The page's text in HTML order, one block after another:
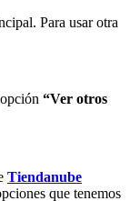
Para usar otra
“Ver otros
Tiendanube
que tenemos